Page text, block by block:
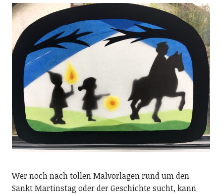
Wer noch nach tollen Malvorlagen rund um den
Sankt Martinstag oder der Geschichte sucht, kann